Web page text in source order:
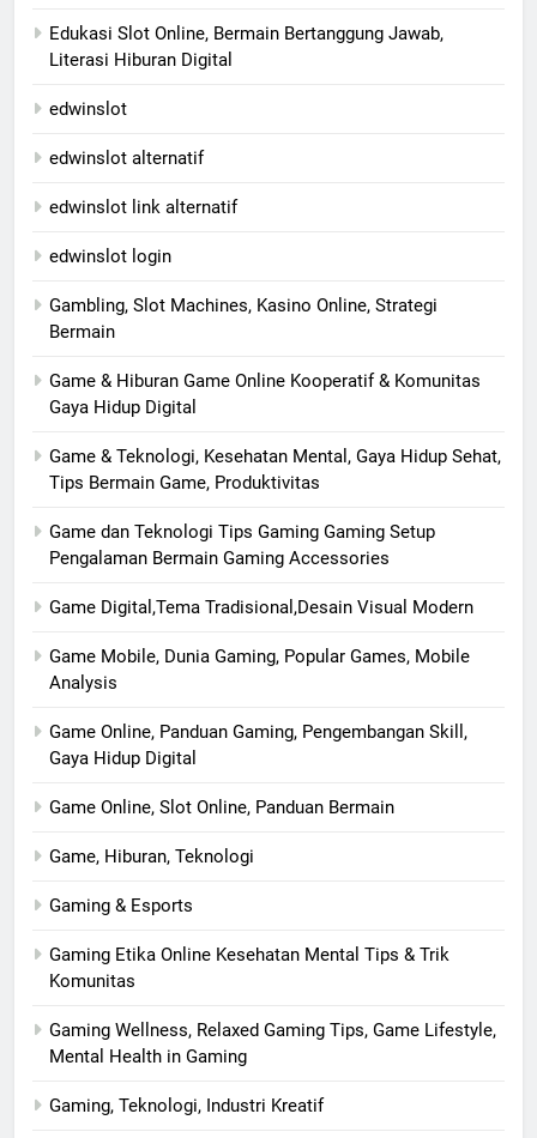
Edukasi Slot Online, Bermain Bertanggung Jawab,
Literasi Hiburan Digital
edwinslot
edwinslot alternatif
edwinslot link alternatif
edwinslot login
Gambling, Slot Machines, Kasino Online, Strategi
Bermain
Game & Hiburan Game Online Kooperatif & Komunitas
Gaya Hidup Digital
Game & Teknologi, Kesehatan Mental, Gaya Hidup Sehat,
Tips Bermain Game, Produktivitas
Game dan Teknologi Tips Gaming Gaming Setup
Pengalaman Bermain Gaming Accessories
Game Digital,Tema Tradisional,Desain Visual Modern
Game Mobile, Dunia Gaming, Popular Games, Mobile
Analysis
Game Online, Panduan Gaming, Pengembangan Skill,
Gaya Hidup Digital
Game Online, Slot Online, Panduan Bermain
Game, Hiburan, Teknologi
Gaming & Esports
Gaming Etika Online Kesehatan Mental Tips & Trik
Komunitas
Gaming Wellness, Relaxed Gaming Tips, Game Lifestyle,
Mental Health in Gaming
Gaming, Teknologi, Industri Kreatif